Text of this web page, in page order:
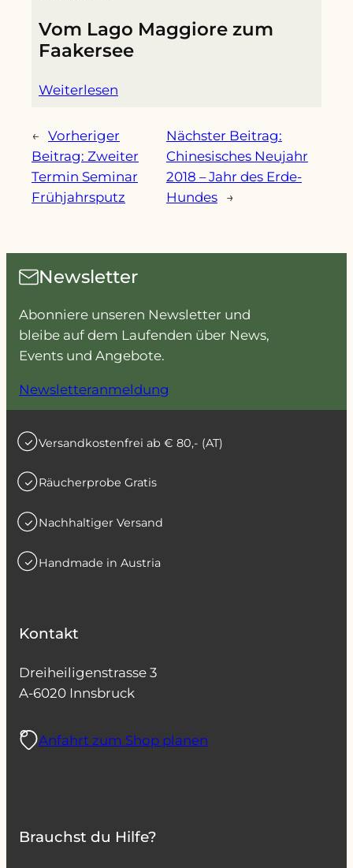
Vom Lago Maggiore zum
Faakersee
Weiterlesen
← Vorheriger
Beitrag: Zweiter
Termin Seminar
Frühjahrsputz
Nächster Beitrag:
Chinesisches Neujahr
2018 – Jahr des Erde-
Hundes
→
Newsletter
Abonniere unseren Newsletter und
bleibe auf dem Laufenden über News,
Events und Angebote.
Newsletteranmeldung
Versandkostenfrei ab € 80,- (AT)
Räucherprobe Gratis
Nachhaltiger Versand
Handmade in Austria
Kontakt
Dreiheiligenstrasse 3
A-6020 Innsbruck
Anfahrt zum Shop planen
Brauchst du Hilfe?